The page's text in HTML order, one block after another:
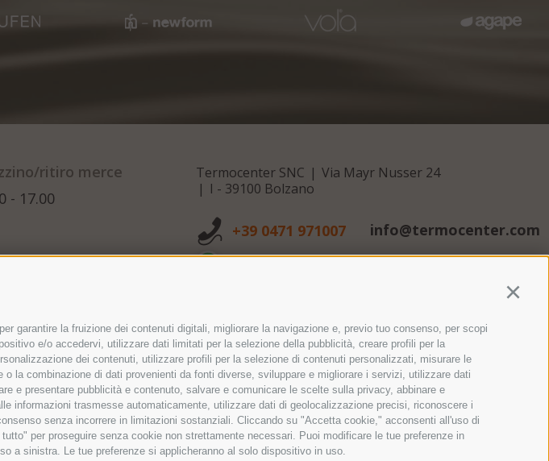
garantire la fruizione dei contenuti digitali, migliorare la navigazione e, previo tuo consenso, per scopi
e/o accedervi, utilizzare dati limitati per la selezione della pubblicità, creare profili per la
dei contenuti, utilizzare profili per la selezione di contenuti personalizzati, misurare le
la combinazione di dati provenienti da fonti diverse, sviluppare e migliorare i servizi, utilizzare dati
e presentare pubblicità e contenuto, salvare e comunicare le scelte sulla privacy, abbinare e
informazioni trasmesse automaticamente, utilizzare dati di geolocalizzazione precisi, riconoscere i
senza incorrere in limitazioni sostanziali. Cliccando su "Accetta cookie," acconsenti all'uso di
per proseguire senza cookie non strettamente necessari. Puoi modificare le tue preferenze in
a sinistra. Le tue preferenze si applicheranno al solo dispositivo in uso.
ritiro merce
- 17.00
Termocenter SNC
Via Mayr Nusser 24
I - 39100 Bolzano
+39 0471 971007
info@termocenter.com
+39 0471 971007